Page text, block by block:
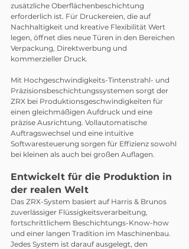
zusätzliche Oberflächenbeschichtung
erforderlich ist. Für Druckereien, die auf
Nachhaltigkeit und kreative Flexibilität Wert
legen, öffnet dies neue Türen in den Bereichen
Verpackung, Direktwerbung und
kommerzieller Druck.
Mit Hochgeschwindigkeits-Tintenstrahl- und
Präzisionsbeschichtungssystemen sorgt der
ZRX bei Produktionsgeschwindigkeiten für
einen gleichmäßigen Aufdruck und eine
präzise Ausrichtung. Vollautomatische
Auftragswechsel und eine intuitive
Softwaresteuerung sorgen für Effizienz sowohl
bei kleinen als auch bei großen Auflagen.
Entwickelt für die Produktion in
der realen Welt
Das ZRX-System basiert auf Harris & Brunos
zuverlässiger Flüssigkeitsverarbeitung,
fortschrittlichem Beschichtungs-Know-how
und einer langen Tradition im Maschinenbau.
Jedes System ist darauf ausgelegt, den